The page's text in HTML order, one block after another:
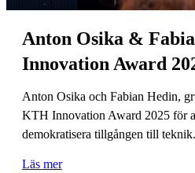
Anton Osika &
Innovation Award
Anton Osika och Fabian Hedin,
KTH Innovation Award 2025 för
demokratisera tillgången till teknik.
Läs mer